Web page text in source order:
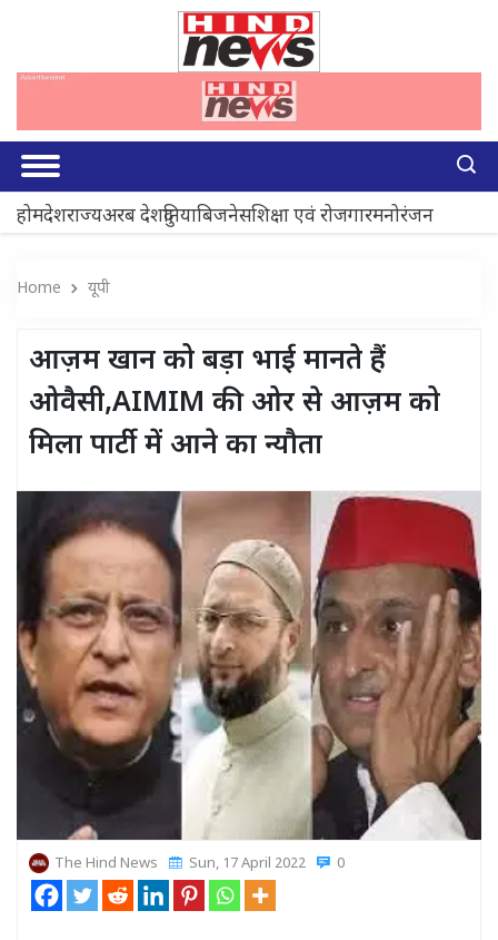
होमदेशराज्यअरब देशदुनियाबिजनेसशिक्षा एवं रोजगारमनोरंजन
Home यूपी
आज़म खान को बड़ा भाई मानते हैं
ओवैसी,AIMIM की ओर से आज़म को
मिला पार्टी में आने का न्यौता
The Hind News Sun, 17 April 2022 0